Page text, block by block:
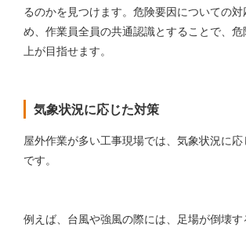
るのかを見つけます。危険要因についての
め、作業員全員の共通認識とすることで、危
上が目指せます。
気象状況に応じた対策
屋外作業が多い工事現場では、気象状況に
です。
例えば、台風や強風の際には、足場が倒壊す